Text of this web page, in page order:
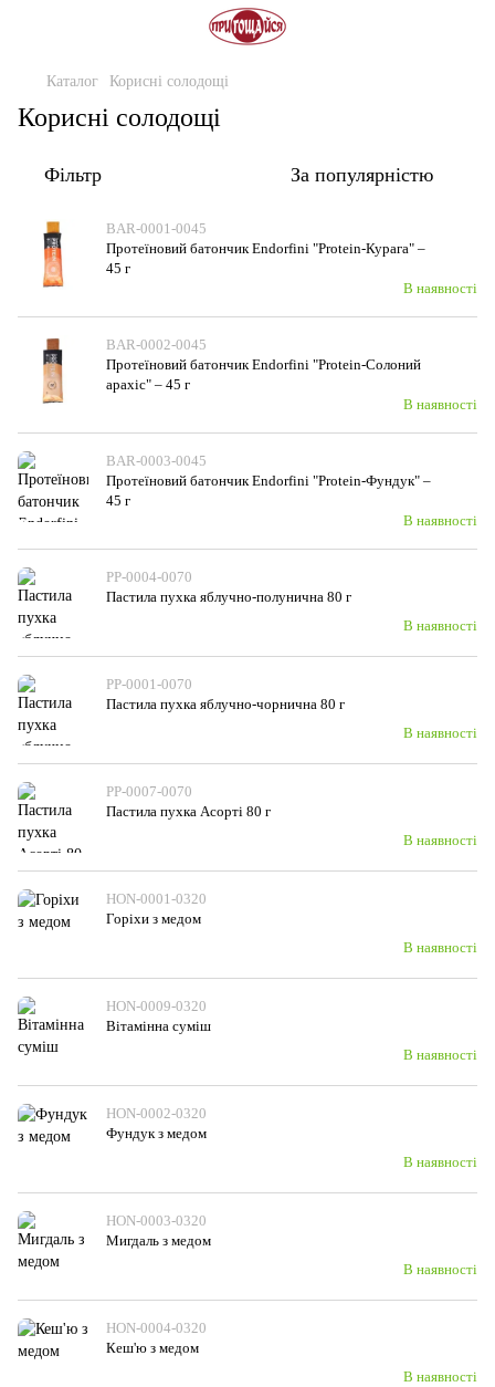
Каталог Корисні солодощі
Корисні солодощі
Фільтр За популярністю
BAR-0001-0045
Протеїновий батончик Endorfini "Protein-Курага" –
45 г
В наявності
BAR-0002-0045
Протеїновий батончик Endorfini "Protein-Солоний
арахіс" – 45 г
В наявності
BAR-0003-0045
Протеїновий батончик Endorfini "Protein-Фундук" –
45 г
В наявності
PP-0004-0070
Пастила пухка яблучно-полунична 80 г
В наявності
PP-0001-0070
Пастила пухка яблучно-чорнична 80 г
В наявності
PP-0007-0070
Пастила пухка Асорті 80 г
В наявності
HON-0001-0320
Горіхи з медом
В наявності
HON-0009-0320
Вітамінна суміш
В наявності
HON-0002-0320
Фундук з медом
В наявності
HON-0003-0320
Мигдаль з медом
В наявності
HON-0004-0320
Кеш'ю з медом
В наявності